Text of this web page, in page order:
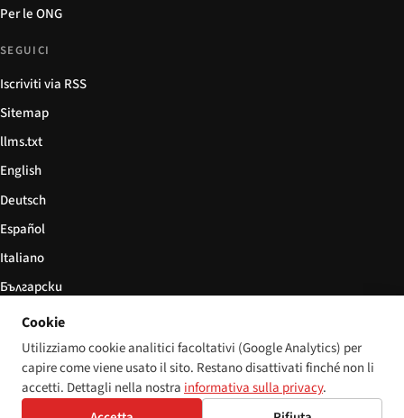
Per le ONG
SEGUICI
Iscriviti via RSS
Sitemap
llms.txt
English
Deutsch
Español
Italiano
Български
简体中文
© 2026 Disability World. Tutti i diritti riservati. Impostazioni cookie
Cookie
Utilizziamo cookie analitici facoltativi (Google Analytics) per
capire come viene usato il sito. Restano disattivati finché non li
accetti. Dettagli nella nostra informativa sulla privacy.